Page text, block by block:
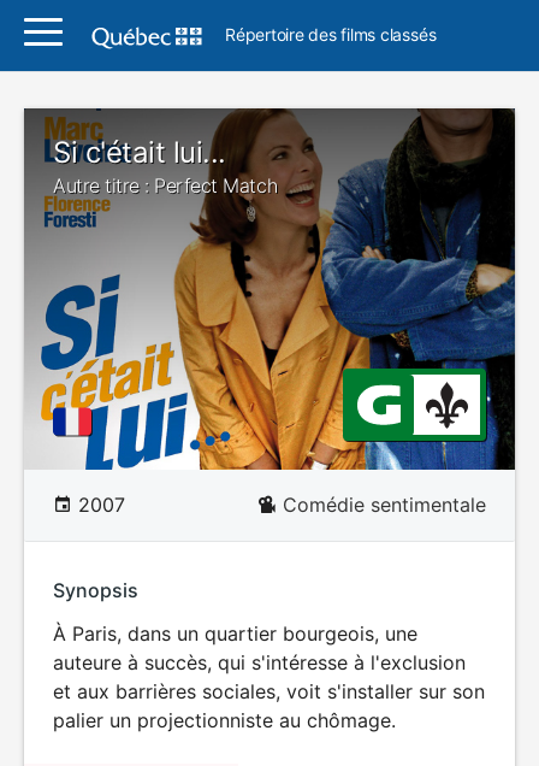
Répertoire des films classés
Si c'était lui...
Autre titre : Perfect Match
2007 Comédie sentimentale
Synopsis
À Paris, dans un quartier bourgeois, une
auteure à succès, qui s'intéresse à l'exclusion
et aux barrières sociales, voit s'installer sur son
palier un projectionniste au chômage.